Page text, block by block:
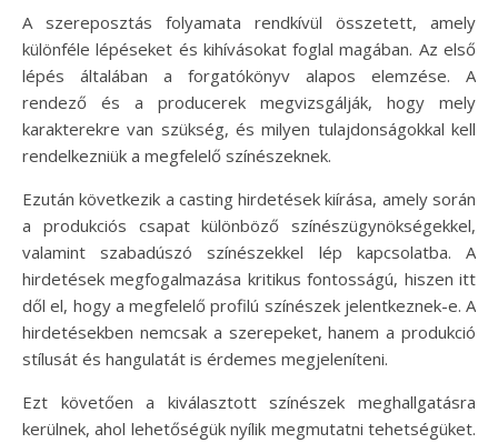
A szereposztás folyamata rendkívül összetett, amely
különféle lépéseket és kihívásokat foglal magában. Az első
lépés általában a forgatókönyv alapos elemzése. A
rendező és a producerek megvizsgálják, hogy mely
karakterekre van szükség, és milyen tulajdonságokkal kell
rendelkezniük a megfelelő színészeknek.
Ezután következik a casting hirdetések kiírása, amely során
a produkciós csapat különböző színészügynökségekkel,
valamint szabadúszó színészekkel lép kapcsolatba. A
hirdetések megfogalmazása kritikus fontosságú, hiszen itt
dől el, hogy a megfelelő profilú színészek jelentkeznek-e. A
hirdetésekben nemcsak a szerepeket, hanem a produkció
stílusát és hangulatát is érdemes megjeleníteni.
Ezt követően a kiválasztott színészek meghallgatásra
kerülnek, ahol lehetőségük nyílik megmutatni tehetségüket.